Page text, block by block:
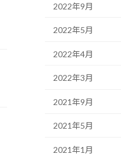
2022年9月
2022年5月
2022年4月
2022年3月
2021年9月
2021年5月
2021年1月